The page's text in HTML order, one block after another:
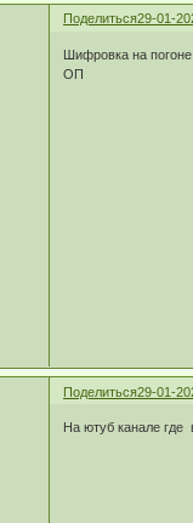
Поделиться29-01-
Шифровка на погоне.
ОП
Поделиться29-01-
На ютуб канале где